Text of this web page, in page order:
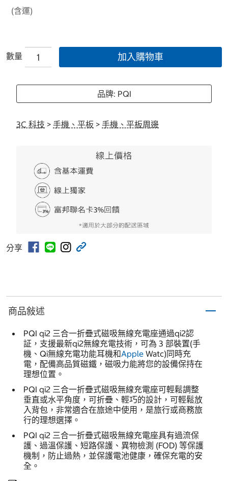
(含運)
數量 加入購物車
品牌: PQI
3C 科技 > 手機、平板 > 手機、平板周邊
分享
商品敍述
PQI qi2 三合一折疊式磁吸無線充電座通過qi2認
証，支援最新qi2無線充電技術，可為 3 部裝置(手
機、Qi無線充電功能耳機和Apple Watc)同時充
電，配備高品質磁鐵，磁吸力能將您的設備保持在
理想位置。
PQI qi2 三合一折疊式磁吸無線充電座可輕鬆調整
垂直或水平角度，可折疊、輕巧的設計，可輕鬆放
入背包，非常適合在旅途中使用，是旅行或商務旅
行的理想選擇。
PQI qi2 三合一折疊式磁吸無線充電座具有過流保
護、過溫保護、短路保護、異物檢測 (FOD) 等保護
機制，防止過熱，並保護電池健康，確保充電的安
全。